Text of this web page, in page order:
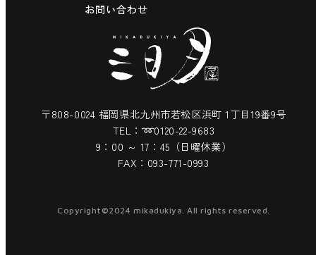
お問い合わせ
〒808-0024 福岡県北九州市若松区浜町 1丁目19番9号
TEL：➿0120-22-9683
9：00 ～ 17：45（日曜休業）
FAX：093-771-0993
Copyright©2024 mikadukiya. All rights reserved.